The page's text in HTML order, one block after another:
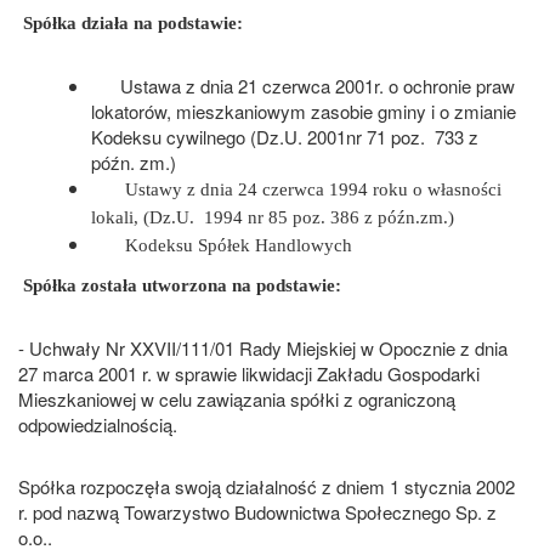
Spółka działa na podstawie:
Ustawaz dnia 21 czerwca 2001r. o ochronie praw
lokatorów, mieszkaniowym zasobie gminy i o zmianie
Kodeksu cywilnego (Dz.U. 2001nr 71 poz. 733 z
późn. zm.)
Ustawy z dnia 24 czerwca 1994 roku o własności
lokali, (Dz.U. 1994 nr 85 poz. 386 z późn.zm.)
Kodeksu Spółek Handlowych
Spółka została utworzona na podstawie:
- Uchwały Nr XXVII/111/01 Rady Miejskiej w Opocznie z dnia
27 marca 2001 r. w sprawie likwidacji Zakładu Gospodarki
Mieszkaniowej w celu zawiązania spółki z ograniczoną
odpowiedzialnością.
Spółka rozpoczęła swoją działalność z dniem 1 stycznia 2002
r. pod nazwą Towarzystwo Budownictwa Społecznego Sp. z
o.o..